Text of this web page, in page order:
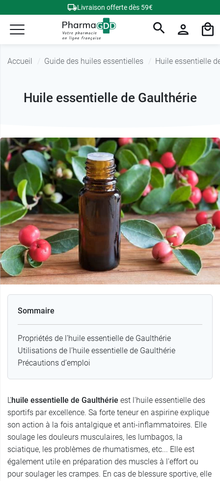
Livraison offerte dès 59€
Accueil Guide des huiles essentielles Huile essentielle
Huile essentielle de Gaulthérie
Sommaire
Propriétés de l’huile essentielle de Gaulthérie
Utilisations de l’huile essentielle de Gaulthérie
Précautions d’emploi
L'huile essentielle de Gaulthérie est l'huile essentielle des
sportifs par excellence. Sa forte teneur en aspirine explique
son action à la fois antalgique et anti-inflammatoires. Elle
soulage les douleurs musculaires, les lumbagos, la
sciatique, les problèmes de rhumatismes, etc... Elle est
également utile en préparation des muscles à l'effort ou
pour soulager les crampes. En cas de blessure sportive, elle